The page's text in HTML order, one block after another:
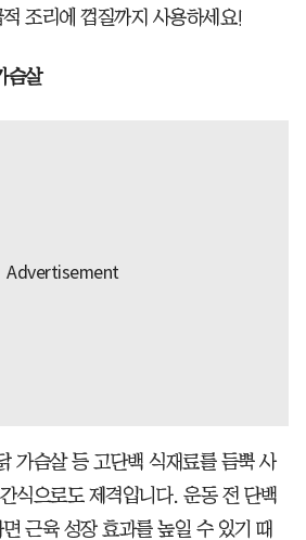
조리에 껍질까지 사용하세요!
슴살
가슴살 등 고단백 식재료를 듬뿍 사
식으로도 제격입니다. 운동 전 단백
근육 성장 효과를 높일 수 있기 때